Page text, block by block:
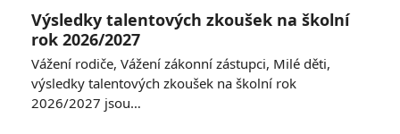
Výsledky talentových zkoušek na školní
rok 2026/2027
Vážení rodiče, Vážení zákonní zástupci, Milé děti,
výsledky talentových zkoušek na školní rok
2026/2027 jsou…